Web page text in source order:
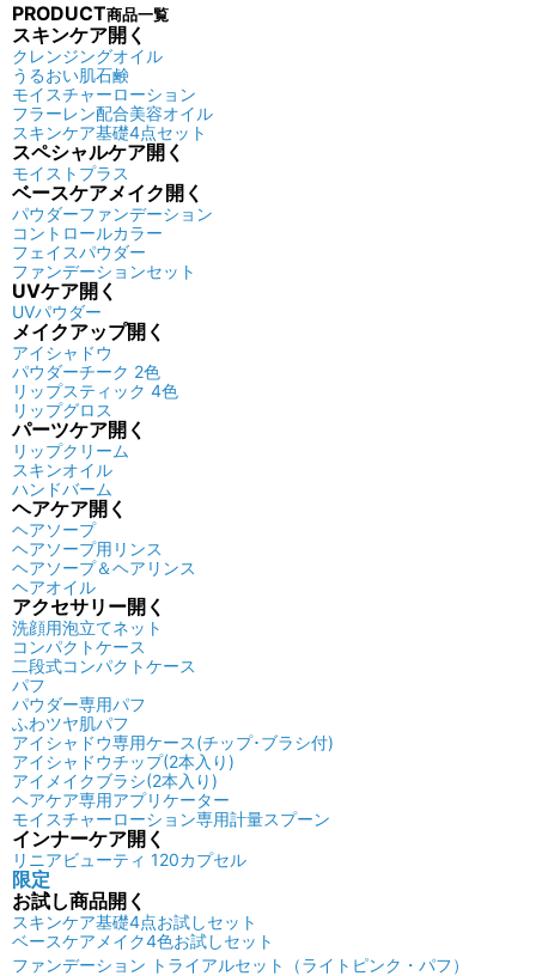
PRODUCT商品一覧
スキンケア開く
クレンジングオイル
うるおい肌石鹸
モイスチャーローション
フラーレン配合美容オイル
スキンケア基礎4点セット
スペシャルケア開く
モイストプラス
ベースケアメイク 開く
パウダーファンデーション
コントロールカラー
フェイスパウダー
ファンデーションセット
UVケア開く
UVパウダー
メイクアップ開く
アイシャドウ
パウダーチーク 2色
リップスティック 4色
リップグロス
パーツケア開く
リップクリーム
スキンオイル
ハンドバーム
ヘアケア開く
ヘアソープ
ヘアソープ用リンス
ヘアソープ＆ヘアリンス
ヘアオイル
アクセサリー開く
洗顔用泡立てネット
コンパクトケース
二段式コンパクトケース
パフ
パウダー専用パフ
ふわツヤ肌パフ
アイシャドウ専用ケース(チップ･ブラシ付)
アイシャドウチップ(2本入り)
アイメイクブラシ(2本入り)
ヘアケア専用アプリケーター
モイスチャーローション専用計量スプーン
インナーケア開く
リニアビューティ 120カプセル
限定
お試し商品開く
スキンケア基礎4点お試しセット
ベースケアメイク4色お試しセット
ファンデーション トライアルセット（ライトピンク・パフ）